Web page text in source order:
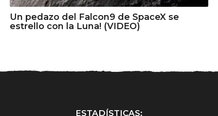
Un pedazo del Falcon9 de SpaceX se
estrello con la Luna! (VIDEO)
ESTADÍSTICAS: